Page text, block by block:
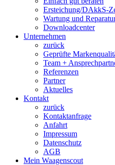
Ersteichung/DAkkS-
Wartung und
Downloadcenter
Unternehmen
zurück
Geprüfte
Team +
Referenzen
Partner
Aktuelles
Kontakt
zurück
Kontaktanfrage
Anfahrt
Impressum
Datenschutz
AGB
Mein Waagenscout